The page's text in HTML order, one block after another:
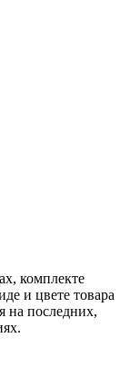
комплекте
и цвете товара
на последних,